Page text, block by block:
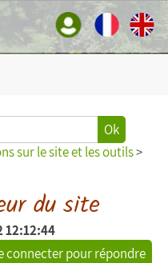
Ok
sur le site et les outils>
du site
12:12:44
connecter pour répondre